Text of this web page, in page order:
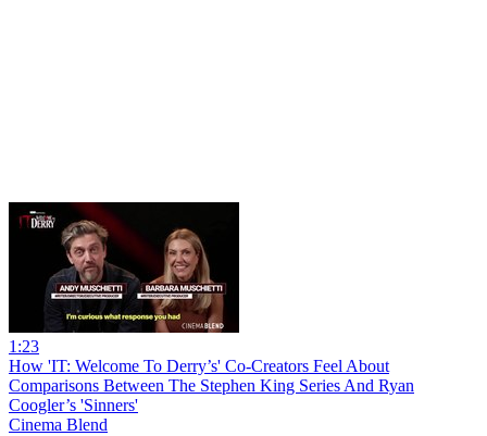
1:23
How 'IT: Welcome To Derry’s' Co-Creators Feel About
Comparisons Between The Stephen King Series And Ryan
Coogler’s 'Sinners'
Cinema Blend